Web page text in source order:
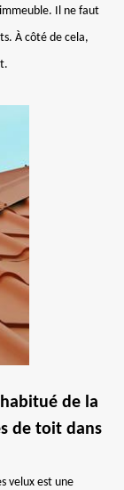
Il ne faut
À côté de cela,
de la
de toit dans
velux est une